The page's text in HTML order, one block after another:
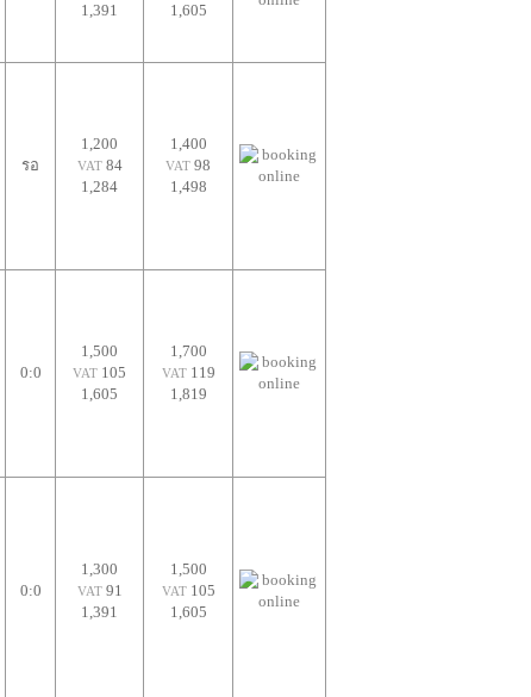
1,391
1,605
รอ
1,200
VAT84
1,284
1,400
VAT 98
1,498
0:0
1,500
VAT 105
1,605
1,700
VAT119
1,819
0:0
1,300
VAT91
1,391
1,500
VAT105
1,605